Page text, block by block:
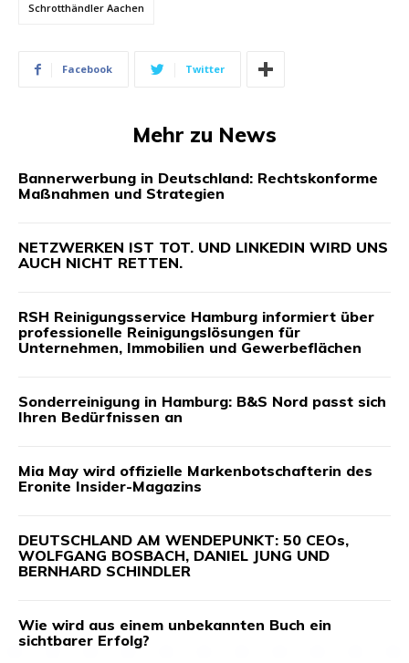
Schrotthändler Aachen
Facebook Twitter
Mehr zu News
Bannerwerbung in Deutschland: Rechtskonforme
Maßnahmen und Strategien
NETZWERKEN IST TOT. UND LINKEDIN WIRD UNS
AUCH NICHT RETTEN.
RSH Reinigungsservice Hamburg informiert über
professionelle Reinigungslösungen für
Unternehmen, Immobilien und Gewerbeflächen
Sonderreinigung in Hamburg: B&S Nord passt sich
Ihren Bedürfnissen an
Mia May wird offizielle Markenbotschafterin des
Eronite Insider-Magazins
DEUTSCHLAND AM WENDEPUNKT: 50 CEOs,
WOLFGANG BOSBACH, DANIEL JUNG UND
BERNHARD SCHINDLER
Wie wird aus einem unbekannten Buch ein
sichtbarer Erfolg?